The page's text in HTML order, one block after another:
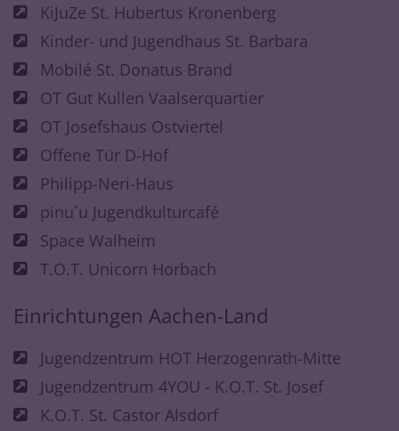
KiJuZe St. Hubertus Kronenberg
Kinder- und Jugendhaus St. Barbara
Mobilé St. Donatus Brand
OT Gut Kullen Vaalserquartier
OT Josefshaus Ostviertel
Offene Tür D-Hof
Philipp-Neri-Haus
pinu´u Jugendkulturcafé
Space Walheim
T.O.T. Unicorn Horbach
Einrichtungen Aachen-Land
Jugendzentrum HOT Herzogenrath-Mitte
Jugendzentrum 4YOU - K.O.T. St. Josef
K.O.T. St. Castor Alsdorf